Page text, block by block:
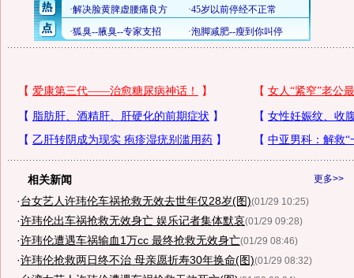
更多>>
相关新闻
·台女艺人许玮伦车祸抢救无效去世年仅28岁(图)(01/29 10:25)
·许玮伦出车祸抢救无效身亡 娱乐记者集体默哀(01/29 09:28)
·许玮伦遭遇车祸输血1万cc 最终抢救无效身亡(01/29 08:46)
·许玮伦抢救两日终不治 母亲愿折寿30年换命(图)(01/29 08:32)